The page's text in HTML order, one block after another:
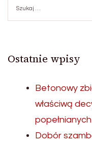
Ostatnie wpisy
Betonowy
właściwą
Dobór